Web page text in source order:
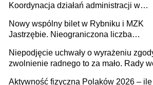
Koordynacja działań administracji w
Nowy wspólny bilet w Rybniku i MZK
Jastrzębie. Nieograniczona liczba
Niepodjęcie uchwały o wyrażeniu
zwolnienie radnego to za mało. Rady
Aktywność fizyczna Polaków 2026 –